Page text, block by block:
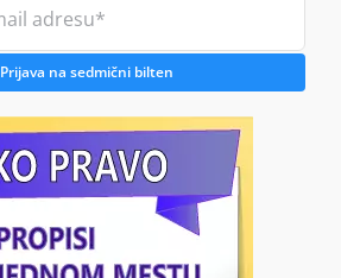
Prijava na sedmični bilten